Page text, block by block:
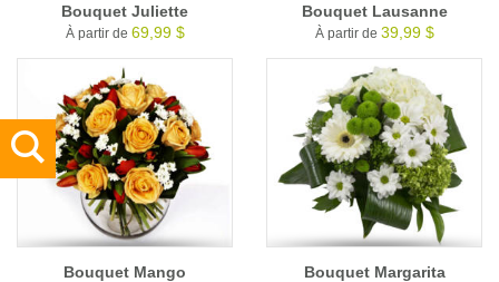
Bouquet Juliette
À partir de 69,99 $
Bouquet Lausanne
À partir de 39,99 $
Bouquet Mango Bouquet Margarita